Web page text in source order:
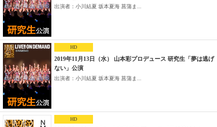
出演者：小川結夏 坂本夏海 菖蒲ま...
HD
2019年11月13日（水） 山本彩プロデュース 研究生「夢は逃げ
ない」公演
出演者：小川結夏 坂本夏海 菖蒲ま...
HD